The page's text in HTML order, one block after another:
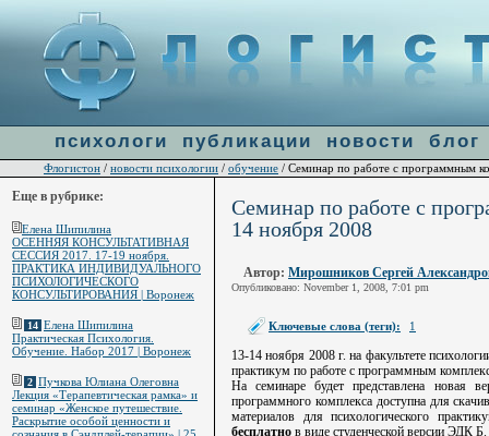
: file_get_contents(http://ulogin.ru/token.php?token=&host=flogiston.ru) [
Семинар по работе с
14 ноября 2008
Автор: Мирошников Сергей
Опубликовано: November 1, 2008, 7:01 pm
Ключевые слова (теги): 1
13-14 ноября 2008 г. на факультете
практикум по работе с программным
На семинаре будет представлена новая
программного комплекса доступна для
материалов для психологического
бесплатно в виде студенческой версии ЭДК Б.
психологи публикации новости блог
Флогистон / новости психологии / обучение / Семинар по работе с программным
Еще в рубрике:
Елена Шипилина
ОСЕННЯЯ КОНСУЛЬТАТИВНАЯ
СЕССИЯ 2017. 17-19 ноября.
ПРАКТИКА ИНДИВИДУАЛЬНОГО
ПСИХОЛОГИЧЕСКОГО
КОНСУЛЬТИРОВАНИЯ | Воронеж
14 Елена Шипилина
Практическая Психология.
Обучение. Набор 2017 | Воронеж
2 Пучкова Юлиана Олеговна
Лекция «Терапевтическая рамка» и
семинар «Женское путешествие.
Раскрытие особой ценности и